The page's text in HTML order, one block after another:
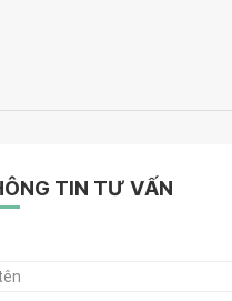
TIN TƯ VẤN